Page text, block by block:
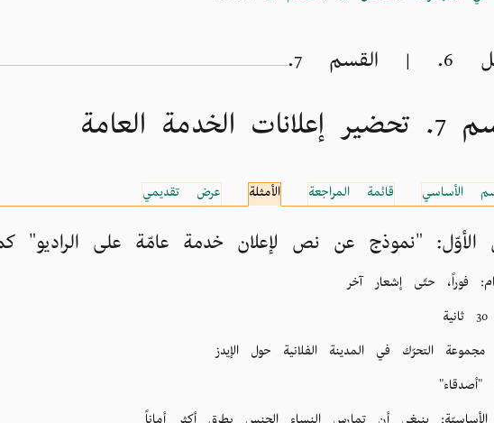
7.
العامة
الأساسي قائمة المراجعة الأمثلة عرض تقديمي
الأوّل: "نموذج عن نص لإعلان خدمة عامّة على الراديو"
فوراً، حتّى إشعار آخر
مجموعة التحرّك في المدينة الفلانية حول الإيدز
"أصدقاء"